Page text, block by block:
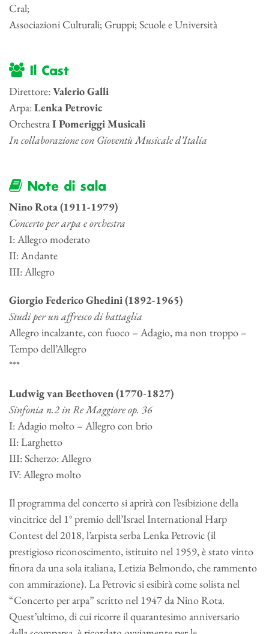
Cral;
Associazioni Culturali; Gruppi; Scuole e Università
Il Cast
Direttore:Valerio Galli
Arpa:Lenka Petrovic
OrchestraI Pomeriggi Musicali
In collaborazione con Gioventù Musicale d’Italia
Note di sala
Nino Rota (1911-1979)
Concerto per arpa e orchestra
I: Allegro moderato
II: Andante
III: Allegro
Giorgio Federico Ghedini (1892-1965)
Studi per un affresco di battaglia
Allegro incalzante, con fuoco – Adagio, ma non troppo –
Tempo dell’Allegro
***
Ludwig van Beethoven (1770-1827)
Sinfonia n.2 in Re Maggiore op. 36
I: Adagio molto – Allegro con brio
II: Larghetto
III: Scherzo: Allegro
IV: Allegro molto
Il programma del concerto si aprirà con l’esibizione della
vincitrice del 1° premio dell’Israel International Harp
Contest del 2018, l’arpista serba Lenka Petrovic (il
prestigioso riconoscimento, istituito nel 1959, è stato vinto
finora da una sola italiana, Letizia Belmondo, che rammento
con ammirazione). La Petrovic si esibirà come solista nel
“Concerto per arpa” scritto nel 1947 da Nino Rota.
Quest’ultimo, di cui ricorre il quarantesimo anniversario